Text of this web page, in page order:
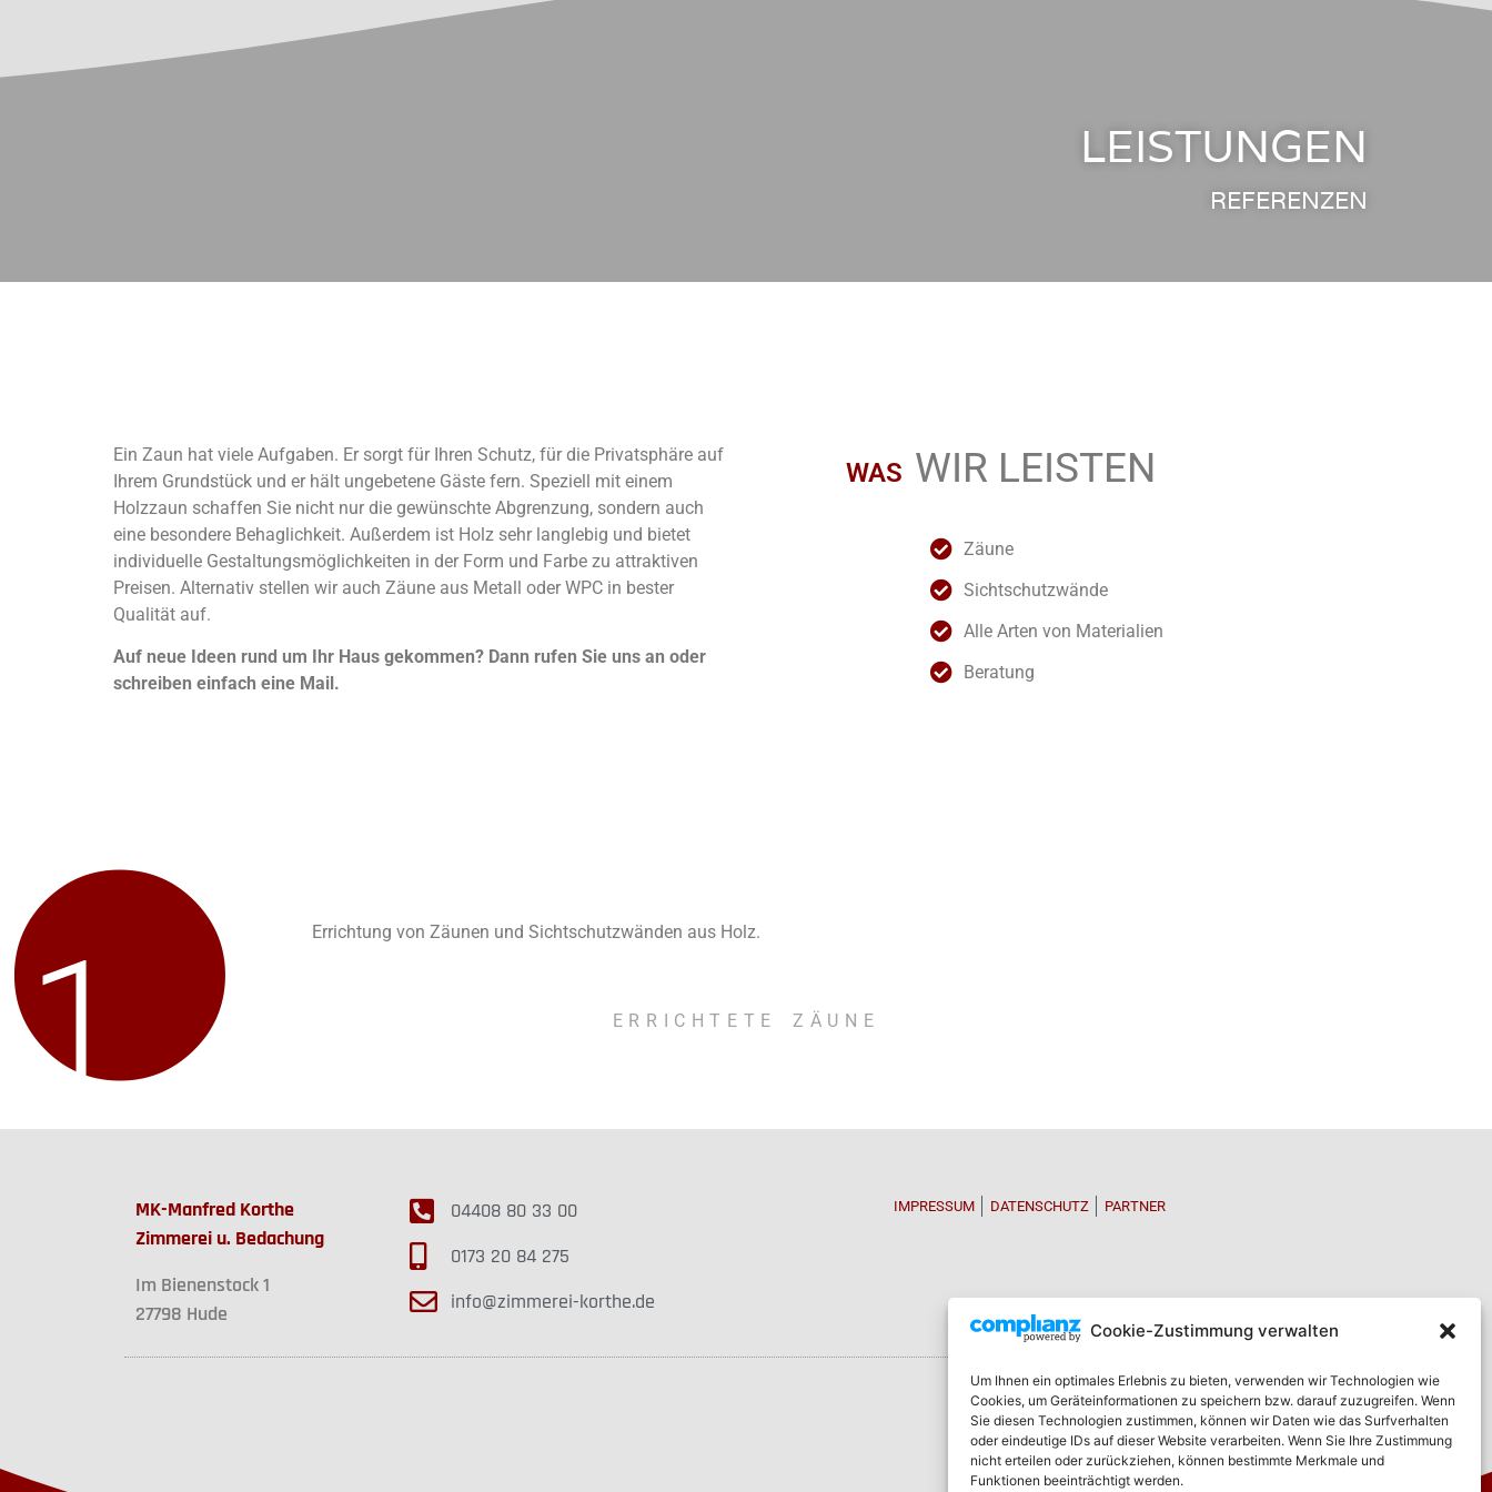
Cookie-Zustimmung verwalten
Um Ihnen ein optimales Erlebnis zu bieten, verwenden wir Technologien wie
Cookies, um Geräteinformationen zu speichern bzw. darauf zuzugreifen. Wenn
Sie diesen Technologien zustimmen, können wir Daten wie das Surfverhalten
oder eindeutige IDs auf dieser Website verarbeiten. Wenn Sie Ihre Zustimmung
nicht erteilen oder zurückziehen, können bestimmte Merkmale und
Funktionen beeinträchtigt werden.
LEISTUNGEN
REFERENZEN
Ein Zaun hat viele Aufgaben. Er sorgt für Ihren Schutz, für die Privatsphäre auf
Ihrem Grundstück und er hält ungebetene Gäste fern. Speziell mit einem
Holzzaun schaffen Sie nicht nur die gewünschte Abgrenzung, sondern auch
eine besondere Behaglichkeit. Außerdem ist Holz sehr langlebig und bietet
individuelle Gestaltungsmöglichkeiten in der Form und Farbe zu attraktiven
Preisen. Alternativ stellen wir auch Zäune aus Metall oder WPC in bester
Qualität auf.
Auf neue Ideen rund um Ihr Haus gekommen? Dann rufen Sie uns an oder
schreiben einfach eine Mail.
WAS WIR LEISTEN
Zäune
Sichtschutzwände
Alle Arten von Materialien
Beratung
1 Errichtung von Zäunen und Sichtschutzwänden aus Holz.
ERRICHTETE ZÄUNE
MK-Manfred Korthe
Zimmerei u. Bedachung
Im Bienenstock 1
27798 Hude
04408 80 33 00
0173 20 84 275
info@zimmerei-korthe.de
IMPRESSUM DATENSCHUTZ PARTNER